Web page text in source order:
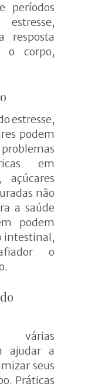
períodos
resposta
o corpo,
estresse,
podem
em
açúcares
não
a saúde
podem
intestinal,
o
várias
ajudar a
seus
Práticas